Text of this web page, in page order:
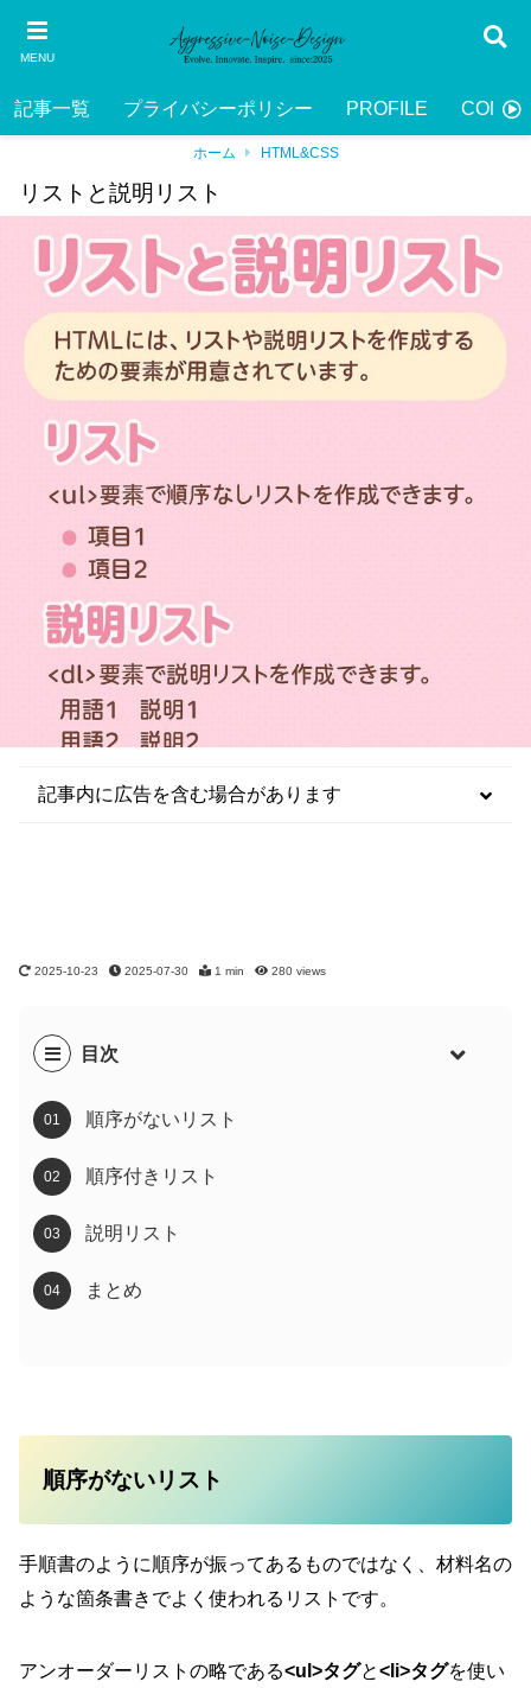
MENU
記事一覧 プライバシーポリシー PROFILE
ホーム HTML&CSS
リストと説明リスト
2025-10-23 2025-07-30 1 min 280views
記事内に広告を含む場合があります
目次
順序がないリスト
順序付きリスト
説明リスト
まとめ
順序がないリスト
手順書のように順序が振ってあるものではなく、材料名の
ような箇条書きでよく使われるリストです。
アンオーダーリストの略である<ul>タグと<li>タグを使い